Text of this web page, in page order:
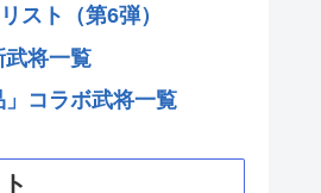
スト（第6弾）
武将一覧
」コラボ武将一覧